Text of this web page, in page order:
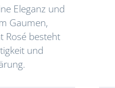
Eleganz und
Gaumen,
Rosé besteht
und